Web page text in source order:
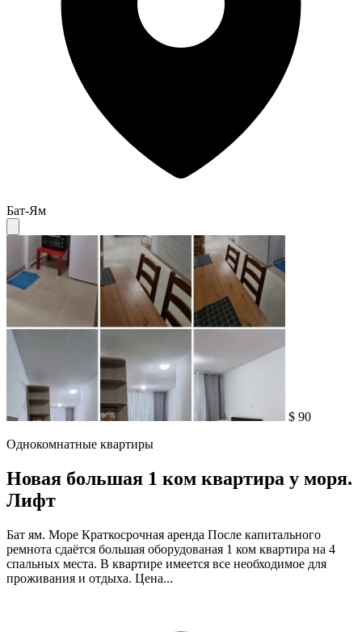
Бат-Ям
$ 90
Однокомнатные квартиры
Новая большая 1 ком квартира у моря.
Лифт
Бат ям. Море Краткосрочная аренда После капитального
ремнота сдаётся большая оборудованая 1 ком квартира на 4
спальных места. В квартире имеется все необходимое для
проживания и отдыха. Цена...